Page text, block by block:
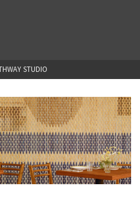
STUDIO